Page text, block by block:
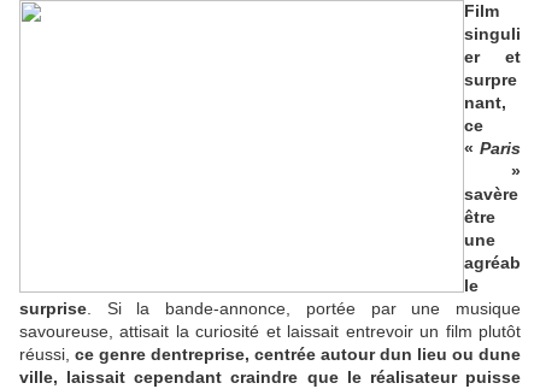
Film
singuli
er et
surpre
nant,
ce
« Paris
»
savère
être
une
agréab
le
surprise . Si la bande-annonce, portée par une musique
savoureuse, attisait la curiosité et laissait entrevoir un film plutôt
réussi, ce genre dentreprise, centrée autour dun lieu ou dune
ville, laissait cependant craindre que le réalisateur puisse